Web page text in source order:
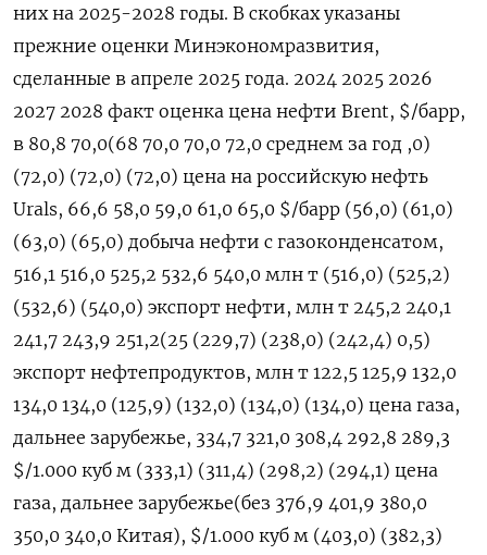
них на 2025-2028 годы. В скобках указаны
прежние оценки Минэкономразвития,
сделанные в апреле 2025 года. 2024 2025 2026
2027 2028 факт оценка цена нефти Brent, $/барр,
в 80,8 70,0(68 70,0 70,0 72,0 среднем за год ,0)
(72,0) (72,0) (72,0) цена на российскую нефть
Urals, 66,6 58,0 59,0 61,0 65,0 $/барр (56,0) (61,0)
(63,0) (65,0) добыча нефти с газоконденсатом,
516,1 516,0 525,2 532,6 540,0 млн т (516,0) (525,2)
(532,6) (540,0) экспорт нефти, млн т 245,2 240,1
241,7 243,9 251,2(25 (229,7) (238,0) (242,4) 0,5)
экспорт нефтепродуктов, млн т 122,5 125,9 132,0
134,0 134,0 (125,9) (132,0) (134,0) (134,0) цена газа,
дальнее зарубежье, 334,7 321,0 308,4 292,8 289,3
$/1.000 куб м (333,1) (311,4) (298,2) (294,1) цена
газа, дальнее зарубежье(без 376,9 401,9 380,0
350,0 340,0 Китая), $/1.000 куб м (403,0) (382,3)